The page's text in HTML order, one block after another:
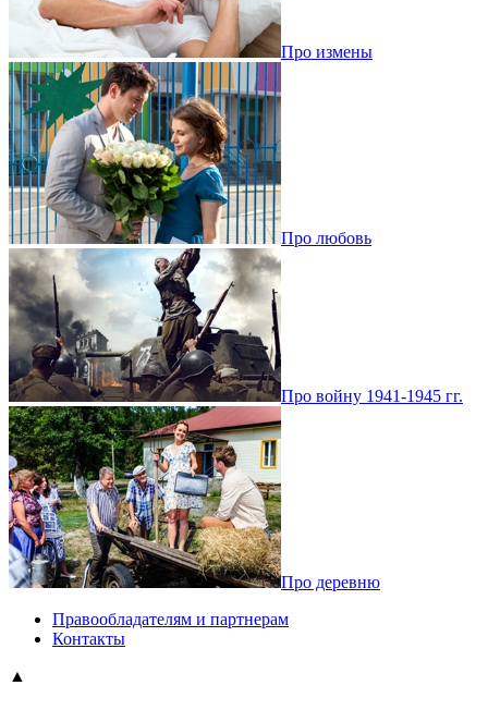
Про измены
Про любовь
Про войну 1941-1945 гг.
Про деревню
Правообладателям и партнерам
Контакты
▲